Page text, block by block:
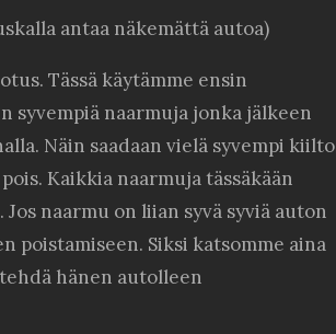
antaa näkemättä autoa)
Tässä käytämme ensin
syvempiä naarmuja jonka jälkeen
Näin saadaan vielä syvempi kiilto
Kaikkia naarmuja tässäkään
naarmu on liian syvä syviä auton
poistamiseen. Siksi katsomme aina
hänen autolleen